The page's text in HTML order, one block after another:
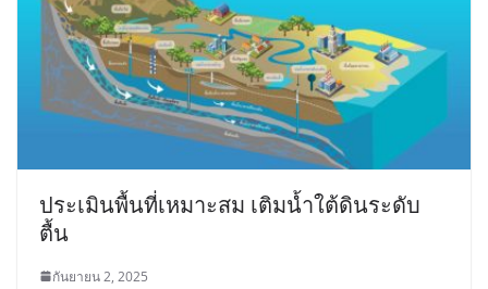
ประเมินพื้นที่เหมาะสม เติมน้ำใต้ดินระดับ
ตื้น
กันยายน 2, 2025